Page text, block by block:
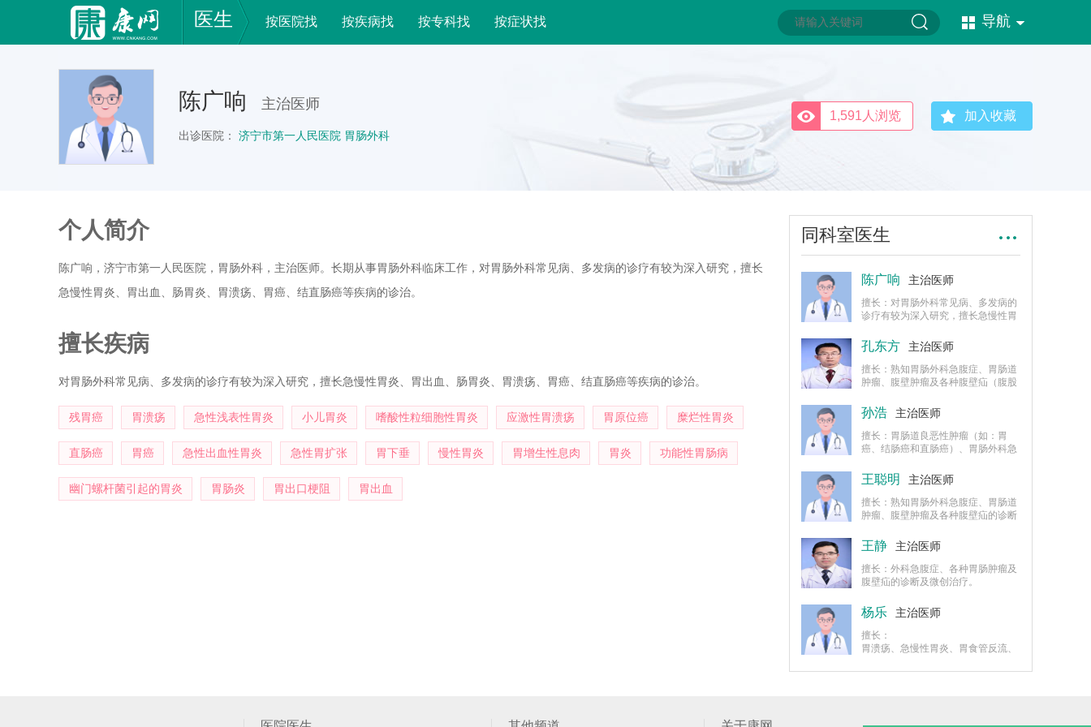
医生 按医院找 按疾病找 按专科找 按症状找 导航
陈广响 主治医师
出诊医院： 济宁市第一人民医院 胃肠外科
加入收藏
1,591人浏览
个人简介
陈广响，济宁市第一人民医院，胃肠外科，主治医师。长期从事胃肠外科临床工作，对胃肠外科常见病、多发病的诊疗有较为深入研究，擅长
急慢性胃炎、胃出血、肠胃炎、胃溃疡、胃癌、结直肠癌等疾病的诊治。
擅长疾病
对胃肠外科常见病、多发病的诊疗有较为深入研究，擅长急慢性胃炎、胃出血、肠胃炎、胃溃疡、胃癌、结直肠癌等疾病的诊治。
残胃癌 胃溃疡 急性浅表性胃炎 小儿胃炎 嗜酸性粒细胞性胃炎 应激性胃溃疡 胃原位癌 糜烂性胃炎
直肠癌 胃癌 急性出血性胃炎 急性胃扩张 胃下垂 慢性胃炎 胃增生性息肉 胃炎 功能性胃肠病
幽门螺杆菌引起的胃炎 胃肠炎 胃出口梗阻 胃出血
同科室医生
陈广响 主治医师
擅长：对胃肠外科常见病、多发病的
诊疗有较为深入研究，擅长急慢性胃
癌、结直肠癌等疾病的诊治。
孔东方 主治医师
擅长：熟知胃肠外科急腹症、胃肠道
肿瘤、腹壁肿瘤及各种腹壁疝（腹股
的诊断及治疗。
孙浩 主治医师
擅长：胃肠道良恶性肿瘤（如：胃
癌、结肠癌和直肠癌）、胃肠外科急
孔、嵌顿疝和绞窄性肠梗阻等疾病）
的诊断和治疗，能独立完成腹腔镜阑
尾切除术。
王聪明 主治医师
擅长：熟知胃肠外科急腹症、胃肠道
肿瘤、腹壁肿瘤及各种腹壁疝的诊断
王静 主治医师
擅长：外科急腹症、各种胃肠肿瘤及
腹壁疝的诊断及微创治疗。
杨乐 主治医师
擅长：
胃溃疡、急慢性胃炎、胃食管反流、
治疗，有一定的临床经验。